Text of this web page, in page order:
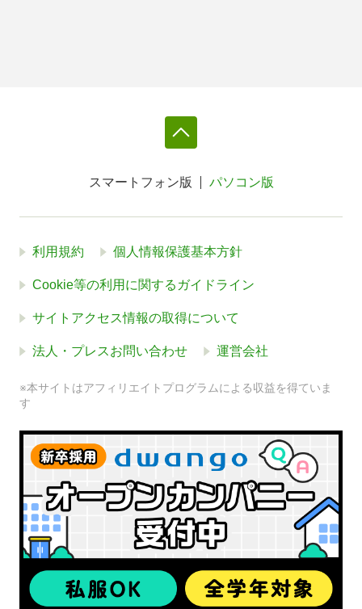
スマートフォン版 パソコン版
利用規約 個人情報保護基本方針
Cookie等の利用に関するガイドライン
サイトアクセス情報の取得について
法人・プレスお問い合わせ 運営会社
※本サイトはアフィリエイトプログラムによる収益を得ていま
す